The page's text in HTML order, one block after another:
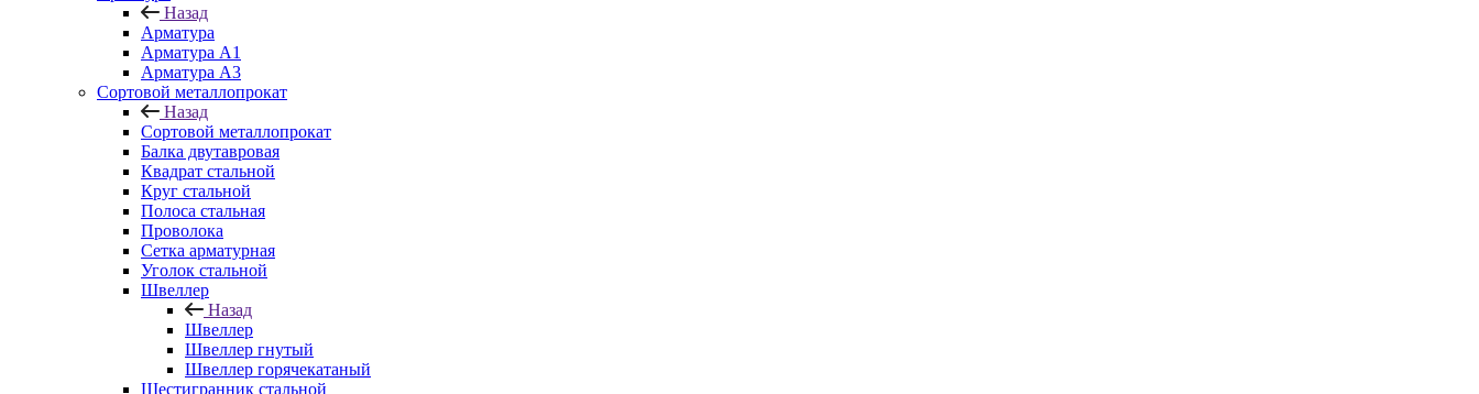
Назад
Арматура
Арматура A1
Арматура А3
Сортовой металлопрокат
Назад
Сортовой металлопрокат
Балка двутавровая
Квадрат стальной
Круг стальной
Полоса стальная
Проволока
Сетка арматурная
Уголок стальной
Швеллер
Назад
Швеллер
Швеллер гнутый
Швеллер горячекатаный
Шестигранник стальной